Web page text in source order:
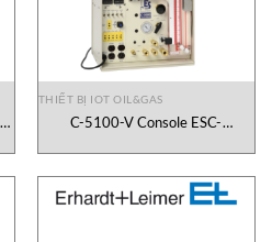
THIẾT BỊ IOT OIL&GAS
C-5100-V Console ESC-